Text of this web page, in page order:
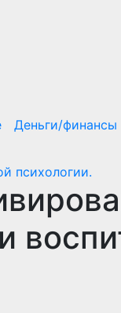
Деньги/финансы
психологии.